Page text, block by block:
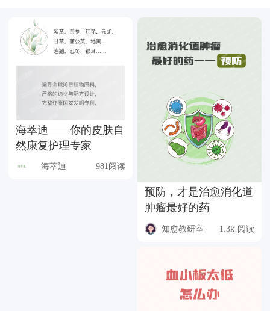
海萃迪——你的皮肤自
然康复护理专家
海萃迪 981阅读
预防，才是治愈消化道
肿瘤最好的药
知愈教研室 1.3k 阅读